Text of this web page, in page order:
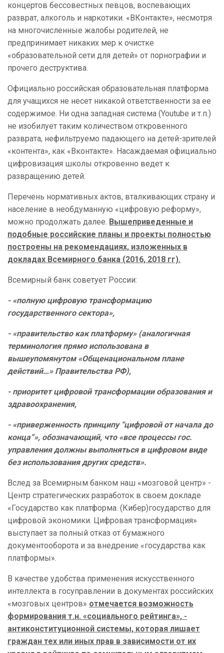
концертов бессовестных певцов, воспевающих
разврат, алкоголь и наркотики. «ВКонтакте», несмотря
на многочисленные жалобы родителей, не
предпринимает никаких мер к очистке
«образовательной сети для детей» от порнографии и
прочего деструктива.
Официально российская образовательная платформа
для учащихся не несет никакой ответственности за ее
содержимое. Ни одна западная система (Youtube и т.п.)
не изобилует таким количеством откровенного
разврата, нефильтруемо падающего на детей-зрителей
«контента», как «Вконтакте». Насаждаемая официально
цифровизация школы откровенно ведет к
развращению детей.
Перечень нормативных актов, вталкивающих страну и
население в необдуманную «цифровую реформу»,
можно продолжать далее. Вышеприведенные и
подобные российские планы и проекты полностью
построены на рекомендациях, изложенных в
докладах Всемирного банка (2016, 2018 гг).
Всемирный банк советует России:
- «полную цифровую трансформацию
государственного сектора»,
- «правительство как платформу» (аналогичная
терминология прямо использована в
вышеупомянутом «Общенациональном плане
действий…» Правительства РФ),
- приоритет цифровой трансформации образования и
здравоохранения,
- «приверженность принципу “цифровой от начала до
конца”», обозначающий, что «все процессы гос.
управления должны выполняться в цифровом виде
без использования других средств».
Вслед за Всемирным банком наш «мозговой центр» -
Центр стратегических разработок в своем докладе
«Государство как платформа. (Кибер)государство для
цифровой экономики. Цифровая трансформация»
выступает за полный отказ от бумажного
документооборота и за внедрение «государства как
платформы».
В качестве удобства применения искусственного
интеллекта в госуправлении в документах российских
«мозговых центров» отмечается возможность
формирования т.н. «социального рейтинга», -
антиконституционной системы, которая лишает
граждан тех или иных прав в зависимости от их